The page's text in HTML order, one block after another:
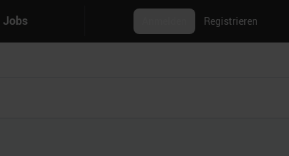
Jobs Registrieren